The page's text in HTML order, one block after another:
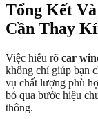
Tổng Kết
Cần Thay
Việc hiểu rõ car
không chỉ giúp bạn
vụ chất lượng phù
bỏ qua bước hiệu
thông.